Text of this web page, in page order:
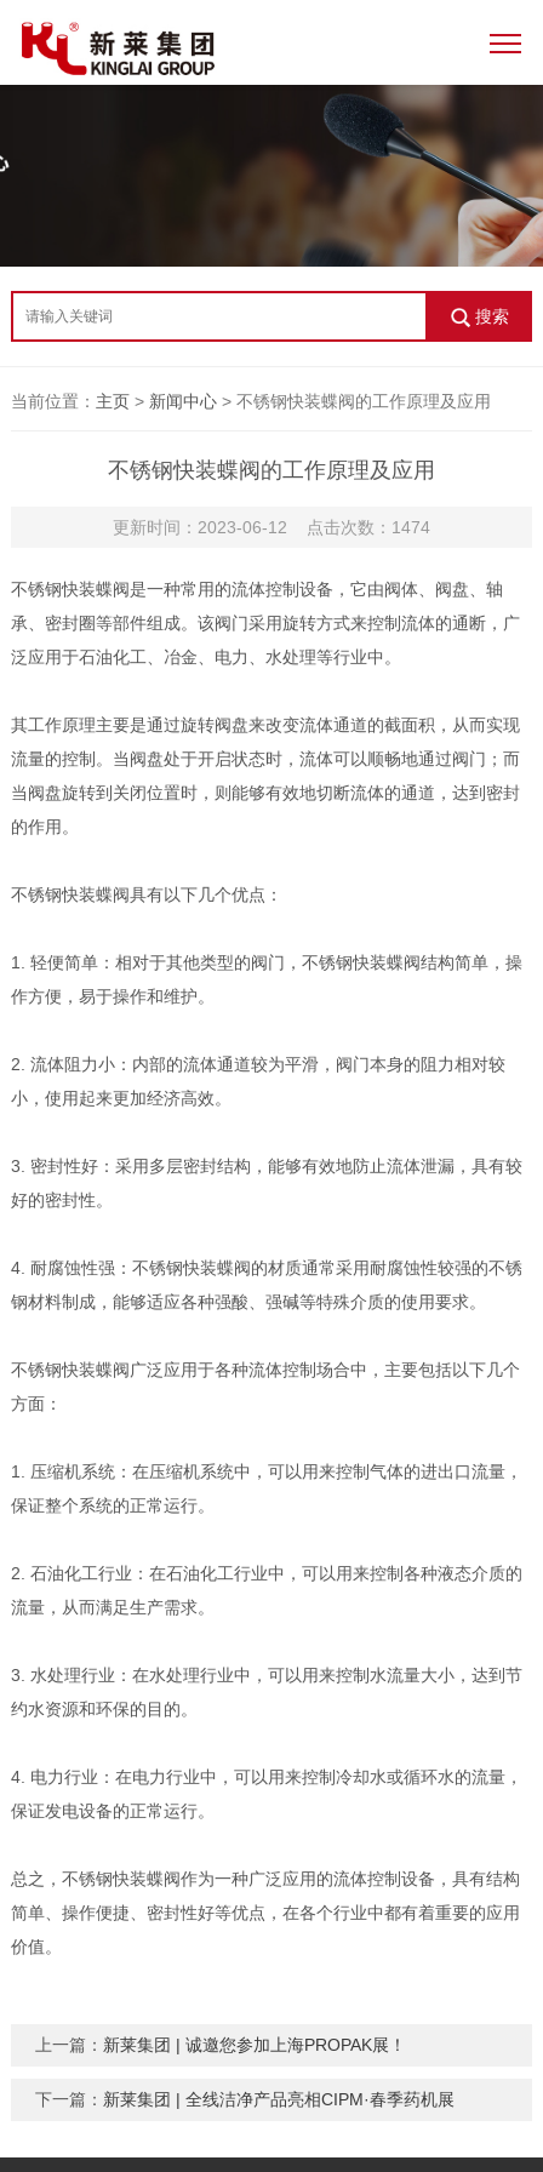
搜索
当前位置： 主页> 新闻中心> 不锈钢快装蝶阀的工作原理及应用
不锈钢快装蝶阀的工作原理及应用
更新时间：2023-06-12 点击次数：1474
不锈钢快装蝶阀是一种常用的流体控制设备，它由阀体、阀盘、轴
承、密封圈等部件组成。该阀门采用旋转方式来控制流体的通断，广
泛应用于石油化工、冶金、电力、水处理等行业中。
其工作原理主要是通过旋转阀盘来改变流体通道的截面积，从而实现
流量的控制。当阀盘处于开启状态时，流体可以顺畅地通过阀门；而
当阀盘旋转到关闭位置时，则能够有效地切断流体的通道，达到密封
的作用。
不锈钢快装蝶阀具有以下几个优点：
1. 轻便简单：相对于其他类型的阀门，不锈钢快装蝶阀结构简单，操
作方便，易于操作和维护。
2. 流体阻力小：内部的流体通道较为平滑，阀门本身的阻力相对较
小，使用起来更加经济高效。
3. 密封性好：采用多层密封结构，能够有效地防止流体泄漏，具有较
好的密封性。
4. 耐腐蚀性强：不锈钢快装蝶阀的材质通常采用耐腐蚀性较强的不锈
钢材料制成，能够适应各种强酸、强碱等特殊介质的使用要求。
不锈钢快装蝶阀广泛应用于各种流体控制场合中，主要包括以下几个
方面：
1. 压缩机系统：在压缩机系统中，可以用来控制气体的进出口流量，
保证整个系统的正常运行。
2. 石油化工行业：在石油化工行业中，可以用来控制各种液态介质的
流量，从而满足生产需求。
3. 水处理行业：在水处理行业中，可以用来控制水流量大小，达到节
约水资源和环保的目的。
4. 电力行业：在电力行业中，可以用来控制冷却水或循环水的流量，
保证发电设备的正常运行。
总之，不锈钢快装蝶阀作为一种广泛应用的流体控制设备，具有结构
简单、操作便捷、密封性好等优点，在各个行业中都有着重要的应用
价值。
上一篇： 新莱集团 | 诚邀您参加上海PROPAK展！
下一篇： 新莱集团 | 全线洁净产品亮相CIPM·春季药机展